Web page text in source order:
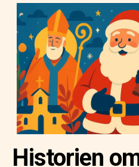
Historien